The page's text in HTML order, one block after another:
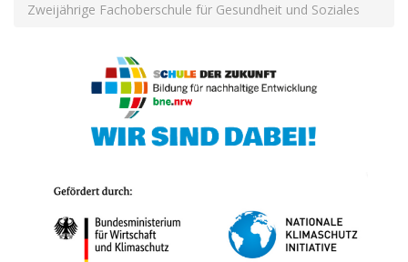
Zweijährige Fachoberschule für Gesundheit und Soziales